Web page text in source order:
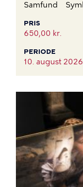
Samfund
PRIS
650,00 kr.
PERIODE
10. august 2026